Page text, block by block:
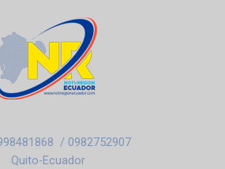
/ 0982752907
Quito-Ecuador